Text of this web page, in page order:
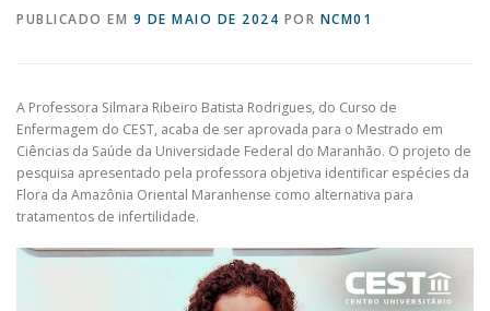
PUBLICADO EM 9 DE MAIO DE 2024 POR NCM01
A Professora Silmara Ribeiro Batista Rodrigues, do Curso de
Enfermagem do CEST, acaba de ser aprovada para o Mestrado em
Ciências da Saúde da Universidade Federal do Maranhão. O projeto de
pesquisa apresentado pela professora objetiva identificar espécies da
Flora da Amazônia Oriental Maranhense como alternativa para
tratamentos de infertilidade.